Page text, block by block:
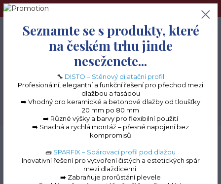
➢Terče pod dlažbu naleznete na e-shopu www.terceshop.cz!➢
+420 605 740 744
0
0 Kč
Balkonové lišty do lepidla
Balkonová lišta OKAP PROFI S OKAPOVÝM
Hliníkový okapový svod
Seznamte se s produkty, které
na českém trhu jinde
neseženete...
🔧 DISTO – Stěnový dilatační profil
Profesionální, elegantní a funkční řešení pro přechod mezi
dlažbou a fasádou
➡️ Vhodný pro keramické a betonové dlažby od tloušťky
20 mm po 80 mm
➡️ Různé výšky a barvy pro flexibilní použití
➡️ Snadná a rychlá montáž – přesné napojení bez
kompromisů
🧱 SPARFIX – Spárovací profil pod dlažbu
Inovativní řešení pro vytvoření čistých a estetických spár
mezi dlaždicemi.
➡️ Zabraňuje prorůstání plevele